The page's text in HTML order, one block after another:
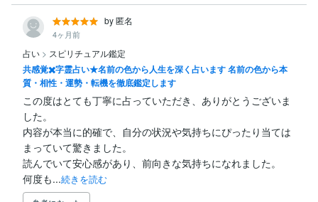
by 匿名
4ヶ月前
占い > スピリチュアル鑑定
共感覚✖️字霊占い★名前の色から人生を深く占います 名前の色から本
質・相性・運勢・転機を徹底鑑定します
この度はとても丁寧に占っていただき、ありがとうございま
した。
内容が本当に的確で、自分の状況や気持ちにぴったり当ては
まっていて驚きました。
読んでいて安心感があり、前向きな気持ちになれました。
何度も...続きを読む